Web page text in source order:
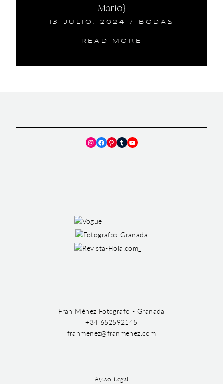
Mario}
13 JULIO, 2024 / BODAS
READ MORE
Instagram
Facebook
Pinterest
TumblrYouTube
Fran Ménez Fotógrafo - Granada
+34 652592145
franmenez@franmenez.com
Aviso Legal